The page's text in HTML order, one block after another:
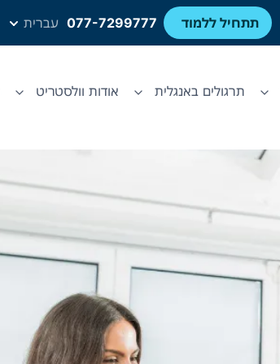
תתחיל ללמוד 077-7299777 עברית
תרגולים באנגלית אודות וולסטריט